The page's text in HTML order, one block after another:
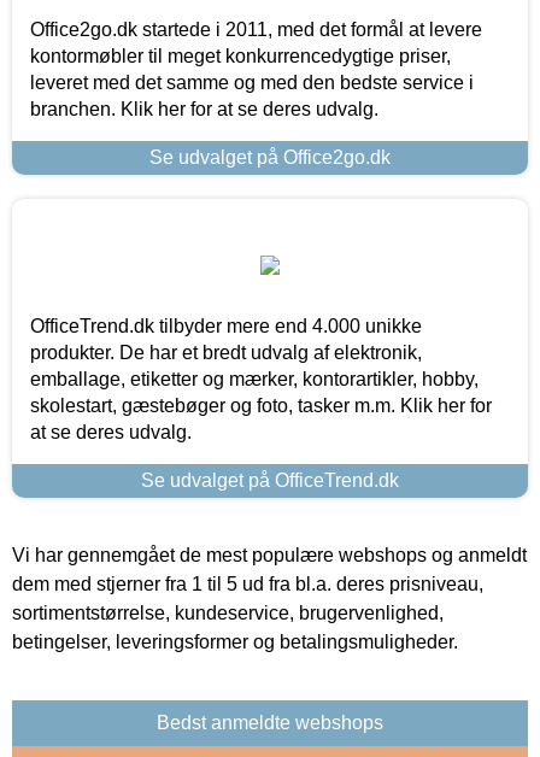
Office2go.dk startede i 2011, med det formål at levere
kontormøbler til meget konkurrencedygtige priser,
leveret med det samme og med den bedste service i
branchen. Klik her for at se deres udvalg.
Se udvalget på Office2go.dk
OfficeTrend.dk tilbyder mere end 4.000 unikke
produkter. De har et bredt udvalg af elektronik,
emballage, etiketter og mærker, kontorartikler, hobby,
skolestart, gæstebøger og foto, tasker m.m. Klik her for
at se deres udvalg.
Se udvalget på OfficeTrend.dk
Vi har gennemgået de mest populære webshops og anmeldt
dem med stjerner fra 1 til 5 ud fra bl.a. deres prisniveau,
sortimentstørrelse, kundeservice, brugervenlighed,
betingelser, leveringsformer og betalingsmuligheder.
Bedst anmeldte webshops